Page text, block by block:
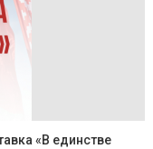
«В единстве